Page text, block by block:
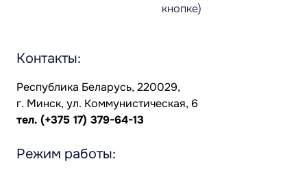
кнопке)
Контакты:
Республика Беларусь, 220029,
г. Минск, ул. Коммунистическая, 6
тел. (+375 17) 379-64-13
Режим работы: